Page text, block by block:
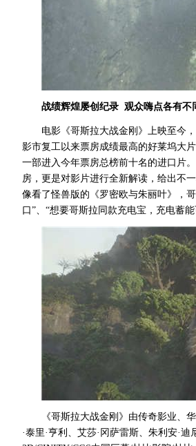
战绩辉煌屡创纪录 观众嗨点各有不
电影《哥斯拉大战金刚》上映至今
影市复工以来票房成绩最高的好莱坞大
一部进入今年票房总榜前十名的进口片
房，更是对影片进行全新解读，给出不
像看了怪兽版的《罗密欧与朱丽叶》，
口”、“想要哥斯拉同款充电宝，充电蓄
《哥斯拉大战金刚》由传奇影业、
·泰里·亨利、艾莎·冈萨雷斯、朱利安·